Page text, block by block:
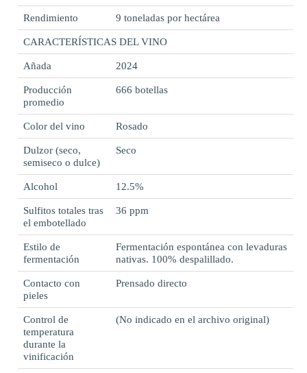
Rendimiento 9 toneladas por hectárea
CARACTERÍSTICAS DEL VINO
Añada 2024
Producción
promedio
666 botellas
Color del vino Rosado
Dulzor (seco,
semiseco o dulce)
Seco
Alcohol 12.5%
Sulfitos totales tras
el embotellado
36 ppm
Estilo de
fermentación
Fermentación espontánea con levaduras
nativas. 100% despalillado.
Contacto con
pieles
Prensado directo
Control de
temperatura
durante la
vinificación
(No indicado en el archivo original)